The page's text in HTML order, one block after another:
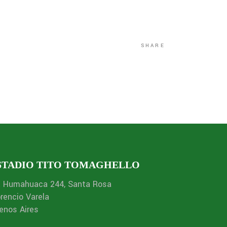
SHARE
TITO TOMAGHELLO
Humahuaca 244, Santa Rosa
Varela
Aires